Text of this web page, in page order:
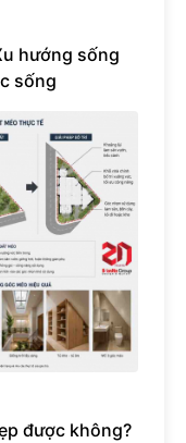
hướng sống
sống
được không?